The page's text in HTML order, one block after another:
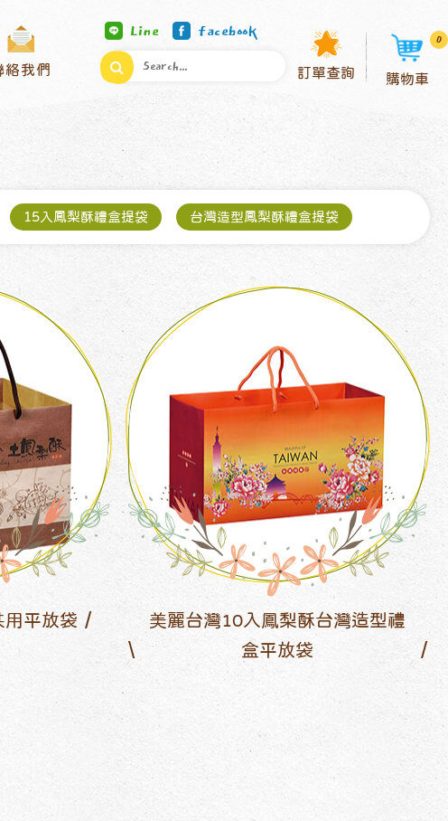
絡我們
Line facebook
訂單查詢 購物車
0
15入鳳梨酥禮盒提袋 台灣造型鳳梨酥禮盒提袋
用平放袋
美麗台灣10入鳳梨酥台灣造型禮
盒平放袋